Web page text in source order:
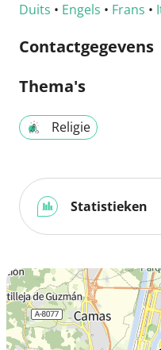
Duits • Engels • Frans •
Contactgegevens
Thema's
Religie
Statistieken